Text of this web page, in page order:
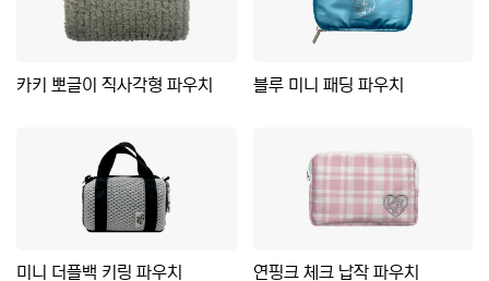
카키 뽀글이 직사각형 파우치 블루 미니 패딩 파우치
미니 더플백 키링 파우치 연핑크 체크 납작 파우치